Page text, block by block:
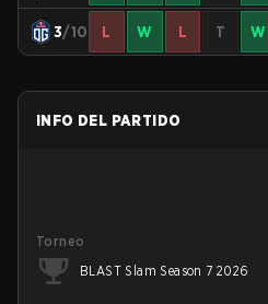
3/10 L W L T W
INFO DEL PARTIDO
Torneo
BLAST Slam Season 7 2026